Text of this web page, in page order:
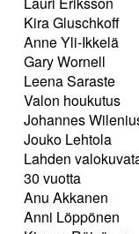
Kira Gluschkoff
Anne Yli-Ikkelä
Gary Wornell
Leena Saraste
Valon houkutus
Johannes
Jouko Lehtola
Lahden
30 vuotta
Anu Akkanen
Anni Löppönen